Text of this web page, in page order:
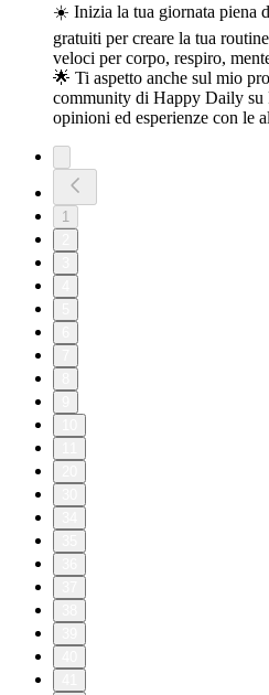
☀️ Inizia la tua giornata piena
gratuiti per creare la tua
veloci per corpo, respiro,
🌟 Ti aspetto anche sul mio
community di Happy Daily su
opinioni ed esperienze con le
1